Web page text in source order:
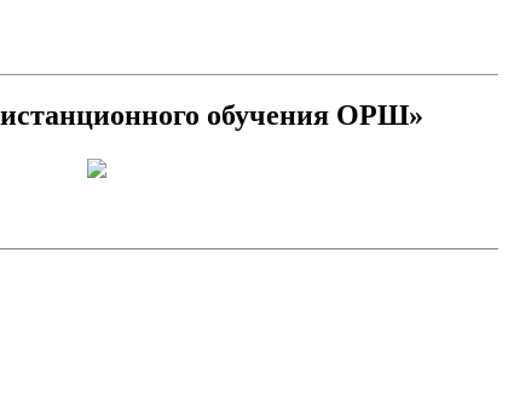
обучения ОРШ»